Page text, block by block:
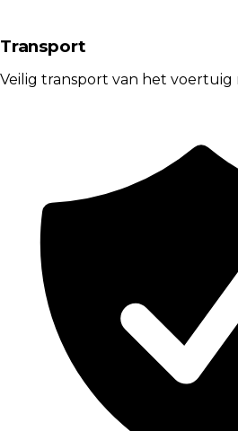
Transport
Veilig transport van het voertuig